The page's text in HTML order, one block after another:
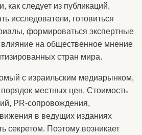
как следует из публикаций,
исследователи, готовиться
формироваться экспертные
влияние на общественное мнение
стран мира.
с израильским медиарынком,
местных цен. Стоимость
PR-сопровождения,
в ведущих изданиях
секретом. Поэтому возникает